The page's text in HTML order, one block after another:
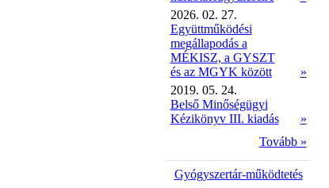
2026. 02. 27.
Együttműködési
megállapodás a
MÉKISZ, a GYSZT
és az MGYK között
»
2019. 05. 24.
Belső Minőségügyi
Kézikönyv III. kiadás
»
Tovább »
Gyógyszertár-működtetés